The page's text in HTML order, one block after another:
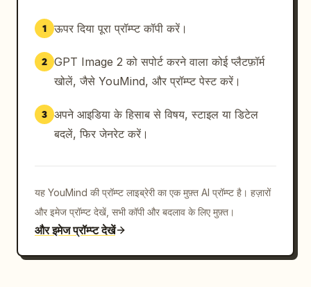
1 ऊपर दिया पूरा प्रॉम्प्ट कॉपी करें।
2 GPT Image 2 को सपोर्ट करने वाला कोई प्लैटफ़ॉर्म
खोलें, जैसे YouMind, और प्रॉम्प्ट पेस्ट करें।
3 अपने आइडिया के हिसाब से विषय, स्टाइल या डिटेल
बदलें, फिर जेनरेट करें।
यह YouMind की प्रॉम्प्ट लाइब्रेरी का एक मुफ़्त AI प्रॉम्प्ट है। हज़ारों
और इमेज प्रॉम्प्ट देखें, सभी कॉपी और बदलाव के लिए मुफ़्त।
और इमेज प्रॉम्प्ट देखें